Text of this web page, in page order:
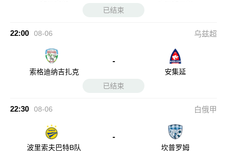
已结束
22:00 08-06 乌兹超
索格迪纳吉扎克
-
安集延
已结束
22:30 08-06 白俄甲
波里索夫巴特B队
-
坎普罗姆